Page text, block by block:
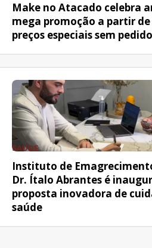
Make no Atacado celebra
mega promoção a partir
preços especiais sem
SAÚDE
Instituto de
Dr. Ítalo Abrantes é
proposta inovadora de
saúde